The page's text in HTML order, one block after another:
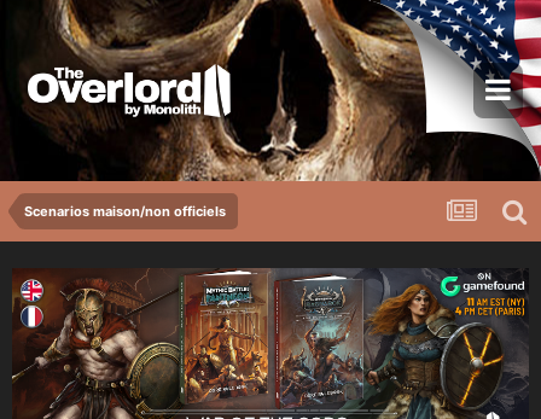
Scenarios maison/non officiels